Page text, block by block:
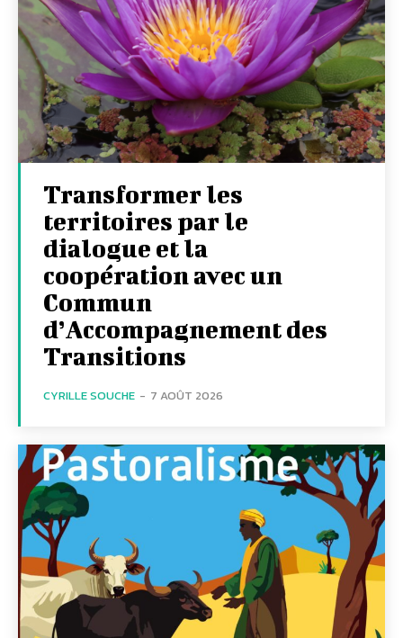
Transformer les
territoires par le
dialogue et la
coopération avec un
Commun
d’Accompagnement des
Transitions
CYRILLE SOUCHE - 7 AOÛT 2026